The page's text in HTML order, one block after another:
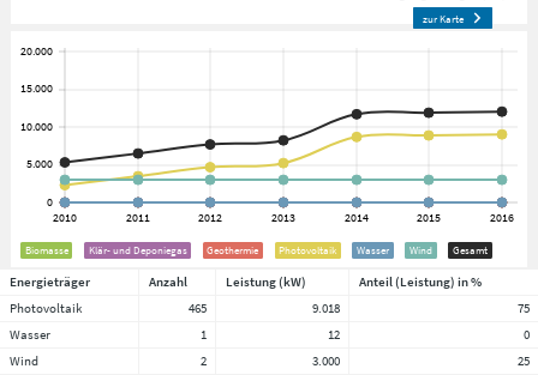
zur Karte
Biomasse Klär- und Deponiegas Geothermie Photovoltaik Wasser Wind Gesamt
Energieträger Anzahl Leistung (kW)
Anteil (Leistung) in %
Photovoltaik
465 9.018
75
Wasser
1 12
0
Wind
2 3.000
25